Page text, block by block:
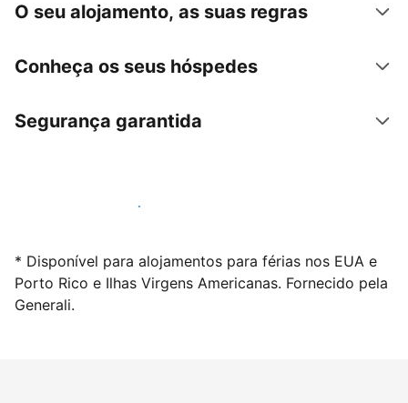
O seu alojamento, as suas regras
Conheça os seus hóspedes
Segurança garantida
Anuncie connosco hoje mesmo
* Disponível para alojamentos para férias nos EUA e
Porto Rico e Ilhas Virgens Americanas. Fornecido pela
Generali.